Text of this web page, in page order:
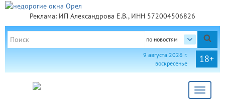
Реклама: ИП Александрова Е.В., ИНН 572004506826
по новостям
18+
9 августа 2026 г.
воскресенье
Toggle